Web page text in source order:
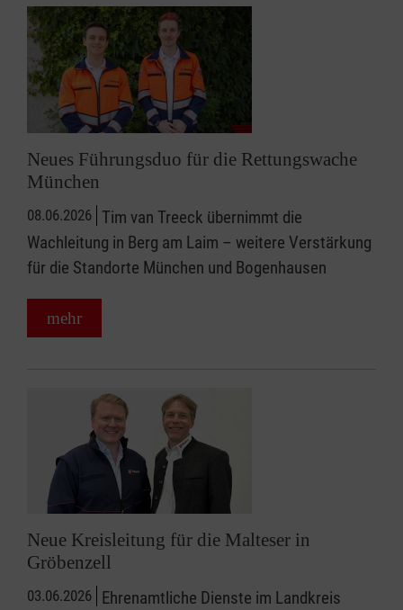
Neues Führungsduo für die Rettungswache
München
08.06.2026 Tim van Treeck übernimmt die
Wachleitung in Berg am Laim – weitere Verstärkung
für die Standorte München und Bogenhausen
mehr
Neue Kreisleitung für die Malteser in
Gröbenzell
03.06.2026 Ehrenamtliche Dienste im Landkreis